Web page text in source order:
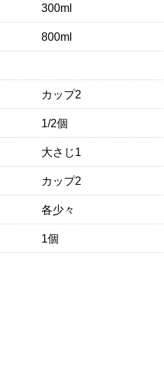
300ml
800ml
カップ2
1/2個
大さじ1
カップ2
各少々
1個